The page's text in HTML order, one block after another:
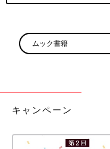
ムック書籍
キャンペーン